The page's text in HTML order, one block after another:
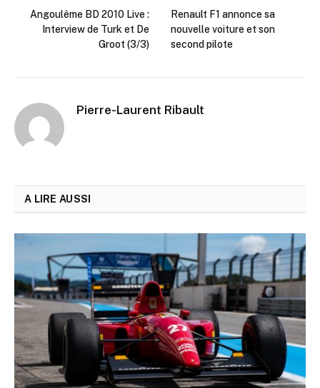
Angoulême BD 2010 Live :
Interview de Turk et De
Groot (3/3)
Renault F1 annonce sa
nouvelle voiture et son
second pilote
Pierre-Laurent Ribault
A LIRE AUSSI